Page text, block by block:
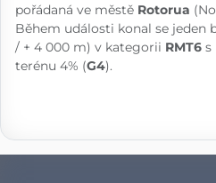
pořádaná ve městě Rotorua
Během události konal se jeden
/ + 4 000 m) v kategorii RMT6 s
terénu 4% (G4).